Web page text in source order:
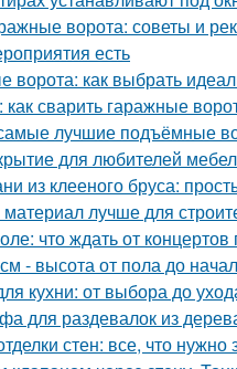
ворота: советы и
есть
как выбрать
сварить гаражные
лучшие подъёмные
для любителей
из клееного бруса:
лучше для
что ждать от концертов
- высота от пола до
кухни: от выбора до
для раздевалок из
стен: все, что